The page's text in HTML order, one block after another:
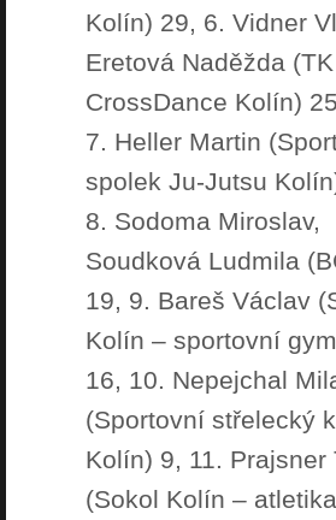
Kolín) 29, 6. Vidner
Eretová Naděžda (TK
CrossDance Kolín)
7. Heller Martin
spolek Ju-Jutsu
8. Sodoma Miroslav,
Soudková Ludmila
19, 9. Bareš Václav
Kolín – sportovní
16, 10. Nepejchal
(Sportovní střelecký
Kolín) 9, 11. Prajsner
(Sokol Kolín –